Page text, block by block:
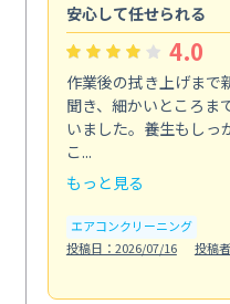
安心して任せられる
4.0
作業後の拭き上げまで
聞き、細かいところま
いました。養生もしっ
こ...
もっと見る
エアコンクリーニング
投稿日：2026/07/16
投稿